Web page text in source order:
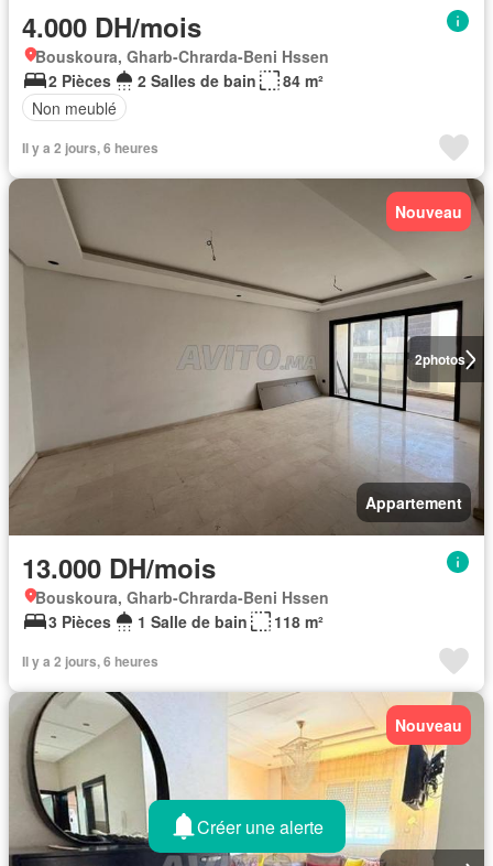
4.000 DH/mois
Bouskoura, Gharb-Chrarda-Beni Hssen
2 Pièces
2 Salles de bain
84 m²
Non meublé
Il y a 2 jours, 6 heures
2photos
Nouveau
Appartement
13.000 DH/mois
Bouskoura, Gharb-Chrarda-Beni Hssen
3 Pièces
1 Salle de bain 118 m²
Il y a 2 jours, 6 heures
Nouveau
Créer une alerte